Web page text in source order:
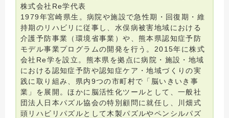
株式会社Re学代表
1979年宮崎県生。病院や施設で急性期・回復期・維
持期のリハビリに従事し、水俣病被害地域における
介護予防事業（環境省事業）や、熊本県認知症予防
モデル事業プログラムの開発を行う。2015年に株式
会社Re学を設立。熊本県を拠点に病院・施設・地域
における認知症予防や認知症ケア・地域づくりの実
践に取り組み、県内9つの市町村で「脳いきいき事
業」を展開。ほかに脳活性化ツールとして、一般社
団法人日本パズル協会の特別顧問に就任し、川畑式
頭リハビリパズルとして木製パズルやペンシルパズ